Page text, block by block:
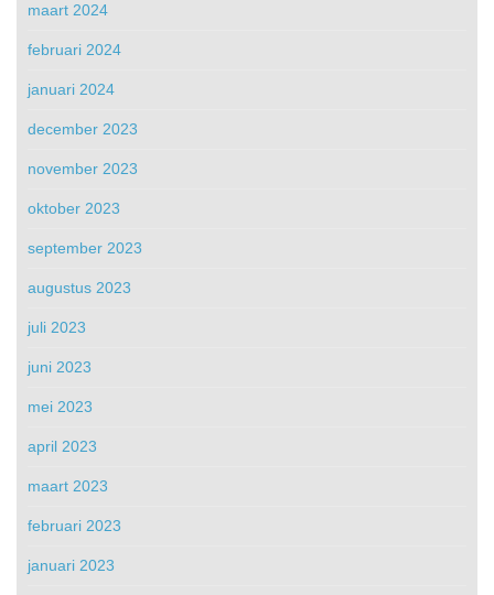
maart 2024
februari 2024
januari 2024
december 2023
november 2023
oktober 2023
september 2023
augustus 2023
juli 2023
juni 2023
mei 2023
april 2023
maart 2023
februari 2023
januari 2023